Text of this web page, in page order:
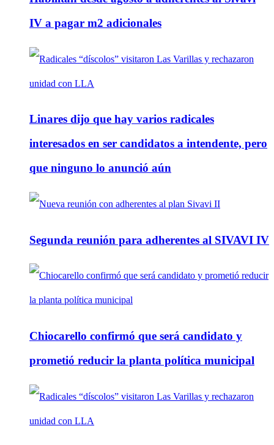
IV a pagar m2 adicionales
Linares dijo que hay varios radicales
interesados en ser candidatos a intendente, pero
que ninguno lo anunció aún
Segunda reunión para adherentes al SIVAVI IV
Chiocarello confirmó que será candidato y
prometió reducir la planta política municipal